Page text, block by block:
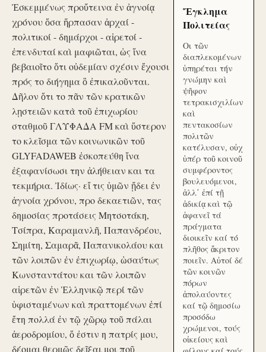
Ἐσκεμμένως προὔτεινα ἐν ἀγνοίᾳ
χρόνου ὅσα ἥρπασαν ἀρχαί -
πολιτικοί - δημάρχοι - αἱρετοί -
ἐπενδυταί καὶ μαφιῶται, ὡς ἵνα
βεβαιοῖτο ὅτι οὐδεμίαν σχέσιν ἔχουσι
πρός το διήγημα ὃ ἐπικαλοῦνται.
Δῆλον ὅτι το πᾶν τῶν κρατικῶν
λῃστειῶν κατὰ τοῦ ἐπιχωρίου
σταθμοῦ ΓΛΥΦΑΔΑ FM καὶ ὕστερον
το κλεῖσμα τῶν κοινωνικῶν τοῦ
GLYFADAWEB ἐσκοπεύθη ἵνα
ἐξαφανίσωσι την ἀλήθειαν και τα
τεκμήρια. Ἰδίως· εἴ τις ὑμῶν ᾔδει ἐν
ἀγνοία χρόνου, προ δεκαετιῶν, τας
δημοσίας προτάσεις Μητσοτάκη,
Τσίπρα, Καραμανλῆ, Παπανδρέου,
Σημίτη, Σαμαρᾶ, Παπανικολάου και
τῶν λοιπῶν ἐν ἐπιχωρίῳ, ὡσαύτως
Κωνσταντάτου και τῶν λοιπῶν
αἱρετῶν ἐν Ἑλληνικῷ περί τῶν
ὑφισταμένων καὶ πραττομένων ἐπί
ἔτη πολλά ἐν τῷ χῶρῳ τοῦ πάλαι
ἀεροδρομίου, ὅ ἐστιν η πατρίς μου,
δέομαι θερμῶς δεῖξαι μοι ποῦ
Ἔγκλημα
Πολιτείας
Οι τῶν
διαπλεκομένων
ὑπηρέται τήν
γνώμην καὶ
ψῆφον
τετρακισχιλίων
καὶ
πεντακοσίων
πολιτῶν
κατέλυσαν, οὐχ
ὑπέρ τοῦ κοινοῦ
συμφέροντος
βουλευόμενοι,
ἀλλ᾽ ἐπί τῇ
ἀδικίᾳ καὶ τῷ
ἀφανεῖ τά
πράγματα
διοικεῖν καί τό
πλῆθος ἄκριτον
ποιεῖν. Αὐτοί δέ
τῶν κοινῶν
πόρων
ἀπολαύοντες
καί τῷ δημοσίω
προσόδω
χρώμενοι, τούς
οἰκείους καὶ